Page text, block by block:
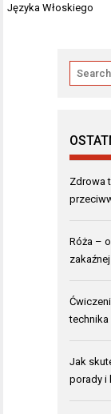
Języka Włoskiego
Zdrowa
Róża –
zakaźnej
Jak
porady i